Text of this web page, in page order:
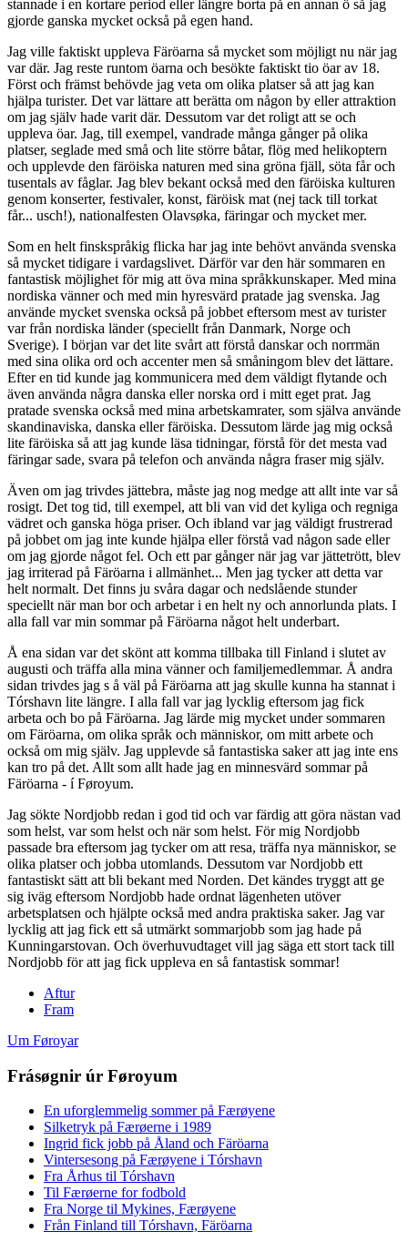
stannade i en kortare period eller längre borta på en annan ö så jag
gjorde ganska mycket också på egen hand.
Jag ville faktiskt uppleva Färöarna så mycket som möjligt nu när jag
var där. Jag reste runtom öarna och besökte faktiskt tio öar av 18.
Först och främst behövde jag veta om olika platser så att jag kan
hjälpa turister. Det var lättare att berätta om någon by eller attraktion
om jag själv hade varit där. Dessutom var det roligt att se och
uppleva öar. Jag, till exempel, vandrade många gånger på olika
platser, seglade med små och lite större båtar, flög med helikoptern
och upplevde den färöiska naturen med sina gröna fjäll, söta får och
tusentals av fåglar. Jag blev bekant också med den färöiska kulturen
genom konserter, festivaler, konst, färöisk mat (nej tack till torkat
får... usch!), nationalfesten Olavsøka, färingar och mycket mer.
Som en helt finskspråkig flicka har jag inte behövt använda svenska
så mycket tidigare i vardagslivet. Därför var den här sommaren en
fantastisk möjlighet för mig att öva mina språkkunskaper. Med mina
nordiska vänner och med min hyresvärd pratade jag svenska. Jag
använde mycket svenska också på jobbet eftersom mest av turister
var från nordiska länder (speciellt från Danmark, Norge och
Sverige). I början var det lite svårt att förstå danskar och norrmän
med sina olika ord och accenter men så småningom blev det lättare.
Efter en tid kunde jag kommunicera med dem väldigt flytande och
även använda några danska eller norska ord i mitt eget prat. Jag
pratade svenska också med mina arbetskamrater, som själva använde
skandinaviska, danska eller färöiska. Dessutom lärde jag mig också
lite färöiska så att jag kunde läsa tidningar, förstå för det mesta vad
färingar sade, svara på telefon och använda några fraser mig själv.
Även om jag trivdes jättebra, måste jag nog medge att allt inte var så
rosigt. Det tog tid, till exempel, att bli van vid det kyliga och regniga
vädret och ganska höga priser. Och ibland var jag väldigt frustrerad
på jobbet om jag inte kunde hjälpa eller förstå vad någon sade eller
om jag gjorde något fel. Och ett par gånger när jag var jättetrött, blev
jag irriterad på Färöarna i allmänhet... Men jag tycker att detta var
helt normalt. Det finns ju svåra dagar och nedslående stunder
speciellt när man bor och arbetar i en helt ny och annorlunda plats. I
alla fall var min sommar på Färöarna något helt underbart.
Å ena sidan var det skönt att komma tillbaka till Finland i slutet av
augusti och träffa alla mina vänner och familjemedlemmar. Å andra
sidan trivdes jag s å väl på Färöarna att jag skulle kunna ha stannat i
Tórshavn lite längre. I alla fall var jag lycklig eftersom jag fick
arbeta och bo på Färöarna. Jag lärde mig mycket under sommaren
om Färöarna, om olika språk och människor, om mitt arbete och
också om mig själv. Jag upplevde så fantastiska saker att jag inte ens
kan tro på det. Allt som allt hade jag en minnesvärd sommar på
Färöarna - í Føroyum.
Jag sökte Nordjobb redan i god tid och var färdig att göra nästan vad
som helst, var som helst och när som helst. För mig Nordjobb
passade bra eftersom jag tycker om att resa, träffa nya människor, se
olika platser och jobba utomlands. Dessutom var Nordjobb ett
fantastiskt sätt att bli bekant med Norden. Det kändes tryggt att ge
sig iväg eftersom Nordjobb hade ordnat lägenheten utöver
arbetsplatsen och hjälpte också med andra praktiska saker. Jag var
lycklig att jag fick ett så utmärkt sommarjobb som jag hade på
Kunningarstovan. Och överhuvudtaget vill jag säga ett stort tack till
Nordjobb för att jag fick uppleva en så fantastisk sommar!
Aftur
Fram
Um Føroyar
Frásøgnir úr Føroyum
En uforglemmelig sommer på Færøyene
Silketryk på Færøerne i 1989
Ingrid fick jobb på Åland och Färöarna
Vintersesong på Færøyene i Tórshavn
Fra Århus til Tórshavn
Til Færøerne for fodbold
Fra Norge til Mykines, Færøyene
Från Finland till Tórshavn, Färöarna